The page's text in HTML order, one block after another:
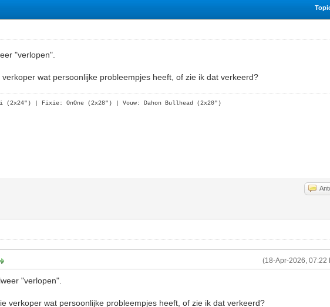
"verlopen".
wat persoonlijke probleempjes heeft, of zie ik dat verkeerd?
(2x24") | Fixie: OnOne (2x28") | Vouw: Dahon Bullhead (2x20")
(18-Apr-2026, 07:22
"verlopen".
verkoper wat persoonlijke probleempjes heeft, of zie ik dat verkeerd?